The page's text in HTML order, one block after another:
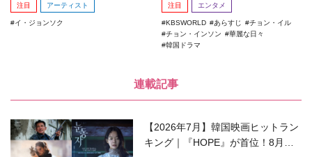
注目 アーティスト
イ・ジョンソク
注目 エンタメ
KBSWORLD あらすじ
チョン・イル
チョン・インソン
華麗な日々
韓国ドラマ
連載記事
【2026年7月】韓国映画ヒットラン
キング｜『HOPE』が首位！8月公